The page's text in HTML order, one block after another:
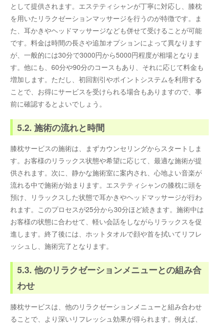
として提供されます。エステティシャンが丁寧に対応し、膝枕
を用いたリラクゼーションマッサージを行うのが特徴です。ま
た、耳かきやヘッドマッサージなども併せて受けることが可能
です。料金は時間の長さや追加オプションによって異なります
が、一般的には30分で3000円から5000円程度が相場となりま
す。他にも、60分や90分のコースもあり、それに応じて料金も
増加します。ただし、初回割引やポイントシステムを利用する
ことで、お得にサービスを受けられる場合もありますので、事
前に確認するとよいでしょう。
5.2. 施術の流れと時間
膝枕サービスの施術は、まずカウンセリングからスタートしま
す。お客様のリラックス状態や希望に応じて、最適な施術が提
供されます。次に、静かな施術室に案内され、心地よい音楽が
流れる中で施術が始まります。エステティシャンの膝枕に頭を
預け、リラックスした状態で耳かきやヘッドマッサージが行わ
れます。このプロセスが25分から30分ほど続きます。施術中は
お客様の状態に合わせて、軽い会話をしながらリラックスを促
進します。終了後には、ホットタオルで顔や首を拭いてリフレ
ッシュし、施術完了となります。
5.3. 他のリラクゼーションメニューとの組み合
わせ
膝枕サービスは、他のリラクゼーションメニューと組み合わせ
ることで、より深いリフレッシュ効果が得られます。例えば、